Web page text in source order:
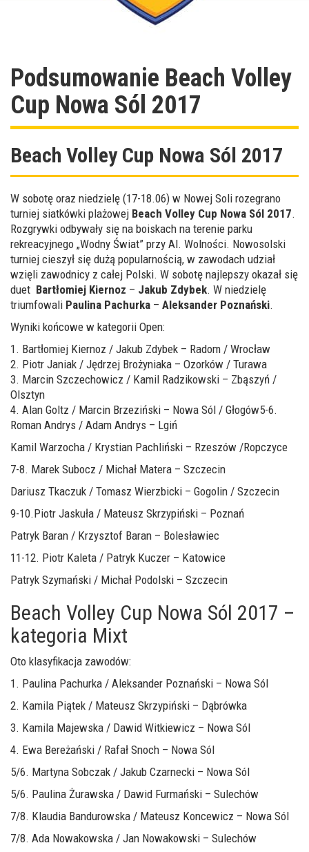
Podsumowanie Beach Volley
Cup Nowa Sól 2017
Beach Volley Cup Nowa Sól 2017
W sobotę oraz niedzielę (17-18.06) w Nowej Soli rozegrano
turniej siatkówki plażowej Beach Volley Cup Nowa Sól 2017.
Rozgrywki odbywały się na boiskach na terenie parku
rekreacyjnego „Wodny Świat” przy Al. Wolności. Nowosolski
turniej cieszył się dużą popularnością, w zawodach udział
wzięli zawodnicy z całej Polski. W sobotę najlepszy okazał się
duet Bartłomiej Kiernoz – Jakub Zdybek. W niedzielę
triumfowali Paulina Pachurka – Aleksander Poznański.
Wyniki końcowe w kategorii Open:
1. Bartłomiej Kiernoz / Jakub Zdybek – Radom / Wrocław
2. Piotr Janiak / Jędrzej Brożyniaka – Ozorków / Turawa
3. Marcin Szczechowicz / Kamil Radzikowski – Zbąszyń /
Olsztyn
4. Alan Goltz / Marcin Brzeziński – Nowa Sól / Głogów5-6.
Roman Andrys / Adam Andrys – Lgiń
Kamil Warzocha / Krystian Pachliński – Rzeszów /Ropczyce
7-8. Marek Subocz / Michał Matera – Szczecin
Dariusz Tkaczuk / Tomasz Wierzbicki – Gogolin / Szczecin
9-10.Piotr Jaskuła / Mateusz Skrzypiński – Poznań
Patryk Baran / Krzysztof Baran – Bolesławiec
11-12. Piotr Kaleta / Patryk Kuczer – Katowice
Patryk Szymański / Michał Podolski – Szczecin
Beach Volley Cup Nowa Sól 2017 –
kategoria Mixt
Oto klasyfikacja zawodów:
1. Paulina Pachurka / Aleksander Poznański – Nowa Sól
2. Kamila Piątek / Mateusz Skrzypiński – Dąbrówka
3. Kamila Majewska / Dawid Witkiewicz – Nowa Sól
4. Ewa Bereżański / Rafał Snoch – Nowa Sól
5/6. Martyna Sobczak / Jakub Czarnecki – Nowa Sól
5/6. Paulina Żurawska / Dawid Furmański – Sulechów
7/8. Klaudia Bandurowska / Mateusz Koncewicz – Nowa Sól
7/8. Ada Nowakowska / Jan Nowakowski – Sulechów